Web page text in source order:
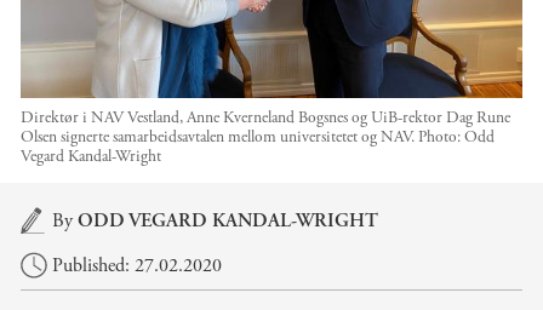
Direktør i NAV Vestland, Anne Kverneland Bogsnes og UiB-rektor Dag Rune
Olsen signerte samarbeidsavtalen mellom universitetet og NAV. Photo:Odd
Vegard Kandal-Wright
Main content
ByODD VEGARD KANDAL-WRIGHT
Published: 27.02.2020